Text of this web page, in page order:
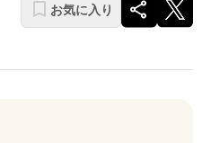
お気に入り